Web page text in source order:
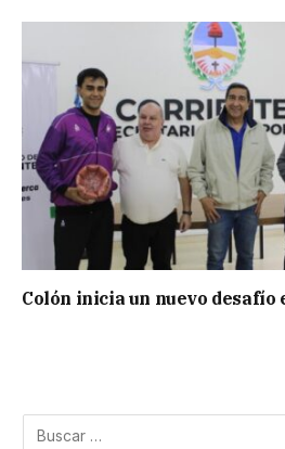
Colón inicia un nuevo